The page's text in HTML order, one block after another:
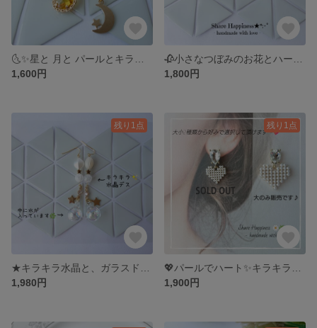
1,600円
1,800円
残り1点
1,980円
残り1点
1,900円